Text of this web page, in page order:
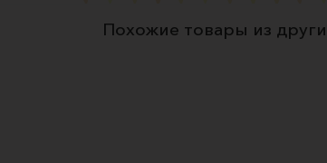
Похожие товары из